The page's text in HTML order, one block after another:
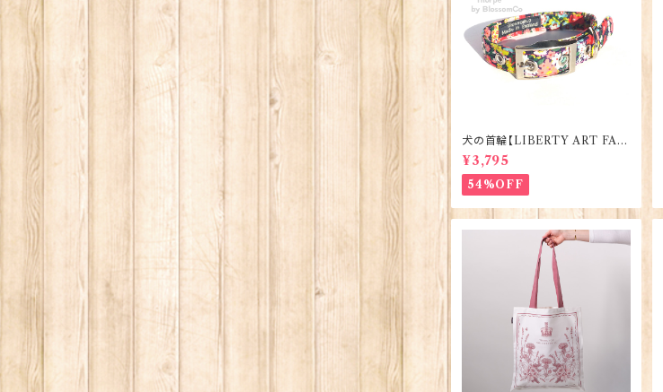
犬の首輪【LIBERTY ART FAB
RIC=Thorpe】BlossomCo 90
295
¥3,795
54%OFF